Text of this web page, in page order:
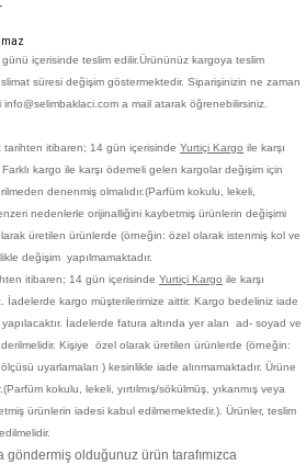
içerisinde teslim edilir.Ürününüz kargoya teslim
süresi değişim göstermektedir. Siparişinizin ne zaman
a mail atarak öğrenebilirsiniz.
tarihten itibaren; 14 gün içerisinde Yurtiçi Kargo ile karşı
kargo ile karşı ödemeli gelen kargolar değişim için
denenmiş olmalıdır.(Parfüm kokulu, lekeli,
nedenlerle orijinalliğini kaybetmiş ürünlerin değişimi
üretilen ürünlerde (örneğin: özel olarak istenmiş kol ve
değişim yapılmamaktadır.
itibaren; 14 gün içerisinde Yurtiçi Kargo ile karşı
İadelerde kargo müşterilerimize aittir. Kargo bedeliniz iade
İadelerde fatura altında yer alan ad- soyad ve
Kişiye
özel olarak üretilen ürünlerde (örneğin:
uyarlamaları ) kesinlikle iade alınmamaktadır. Ürüne
kokulu, lekeli, yırtılmış/sökülmüş, yıkanmış veya
ürünlerin iadesi kabul edilmemektedir.). Ürünler, teslim
olduğunuz ürün tarafımızca